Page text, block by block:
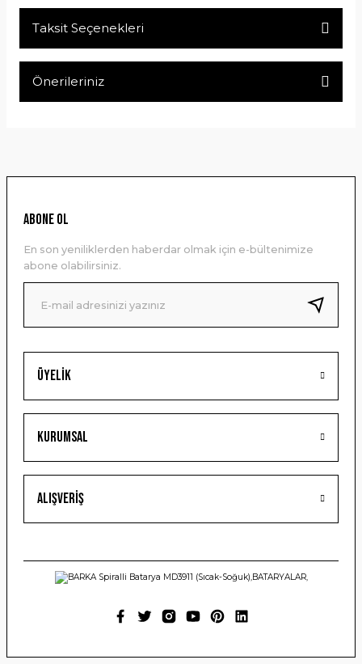
Taksit Seçenekleri
Önerileriniz
Ürün resmi kalitesiz, bozuk veya görüntülenemiyor.
Ürün bilgilerinde hatalar bulunuyor.
Ürün fiyatı diğer sitelerden daha pahalı.
Bu ürüne benzer farklı alternatifler olmalı.
Gönder
Üyelik
Kurumsal
Alışveriş
ABONE OL
En son yeniliklerden haberdar olmak için e-bültenimize
abone olabilirsiniz.